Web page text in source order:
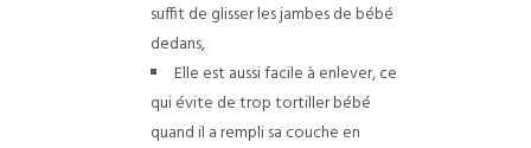
suffit de glisser les jambes de bébé
dedans,
Elle est aussi facile à enlever, ce
qui évite de trop tortiller bébé
quand il a rempli sa couche en